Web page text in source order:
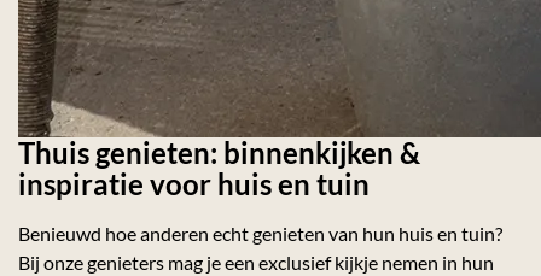
Thuis genieten: binnenkijken &
inspiratie voor huis en tuin
Benieuwd hoe anderen echt genieten van hun huis en tuin?
Bij onze genieters mag je een exclusief kijkje nemen in hun